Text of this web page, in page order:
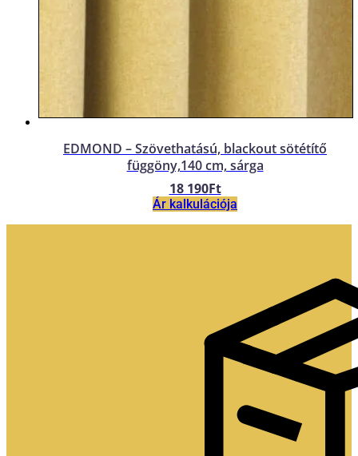
EDMOND – Szövethatású, blackout sötétítő
függöny,140 cm, sárga
18 190Ft
Ár kalkulációja